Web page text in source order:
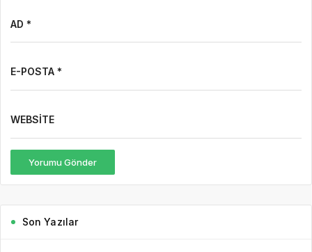
AD *
E-POSTA *
WEBSITE
Yorumu Gönder
Son Yazılar